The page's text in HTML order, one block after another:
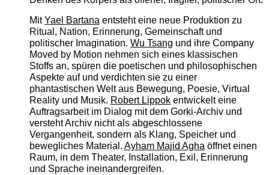
MitYael Bartanaentsteht eine neue Produktion zu
Ritual, Nation, Erinnerung, Gemeinschaft und
politischer Imagination. Wu Tsang und ihre Company
Moved by Motion nehmen sich eines klassischen
Stoffs an, spüren die poetischen und philosophischen
Aspekte auf und verdichten sie zu einer
phantastischen Welt aus Bewegung, Poesie, Virtual
Reality und Musik. Robert Lippokentwickelt eine
Auftragsarbeit im Dialog mit dem Gorki-Archiv und
versteht Archiv nicht als abgeschlossene
Vergangenheit, sondern als Klang, Speicher und
bewegliches Material. Ayham Majid Aghaöffnet einen
Raum, in dem Theater, Installation, Exil, Erinnerung
und Sprache ineinandergreifen.